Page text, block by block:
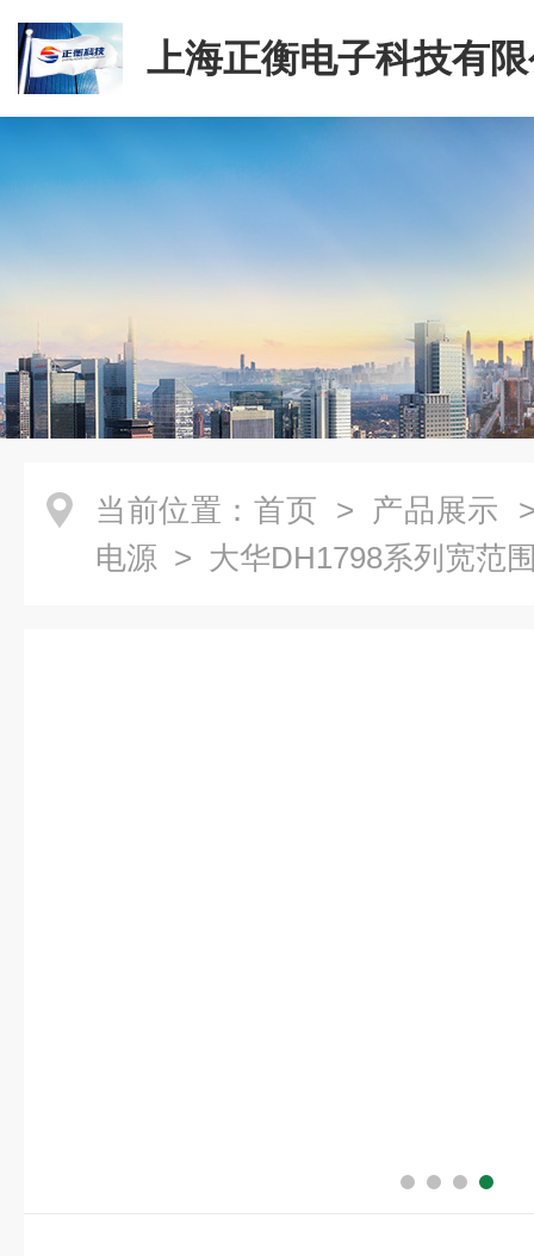
上海正衡电子科技有
当前位置： 首页 > 产品展示
电源 > 大华DH1798系列宽范